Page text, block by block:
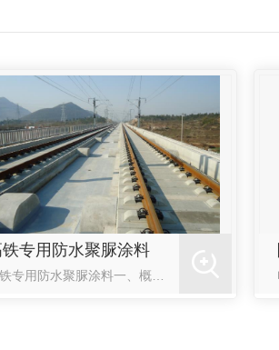
铁专用防水聚脲涂料